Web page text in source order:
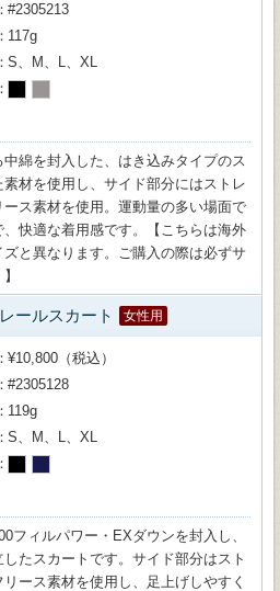
#2305213
117g
S、M、L、XL
綿を封入した、はき込みタイプのス
材を使用し、サイド部分にはストレ
ス素材を使用。運動量の多い場面で
快適な着用感です。【こちらは海外
と異なります。ご購入の際は必ずサ
ールスカート 女性用
¥10,800（税込）
#2305128
119g
S、M、L、XL
フィルパワー・EXダウンを封入し、
たスカートです。サイド部分はスト
ース素材を使用し、足上げしやすく